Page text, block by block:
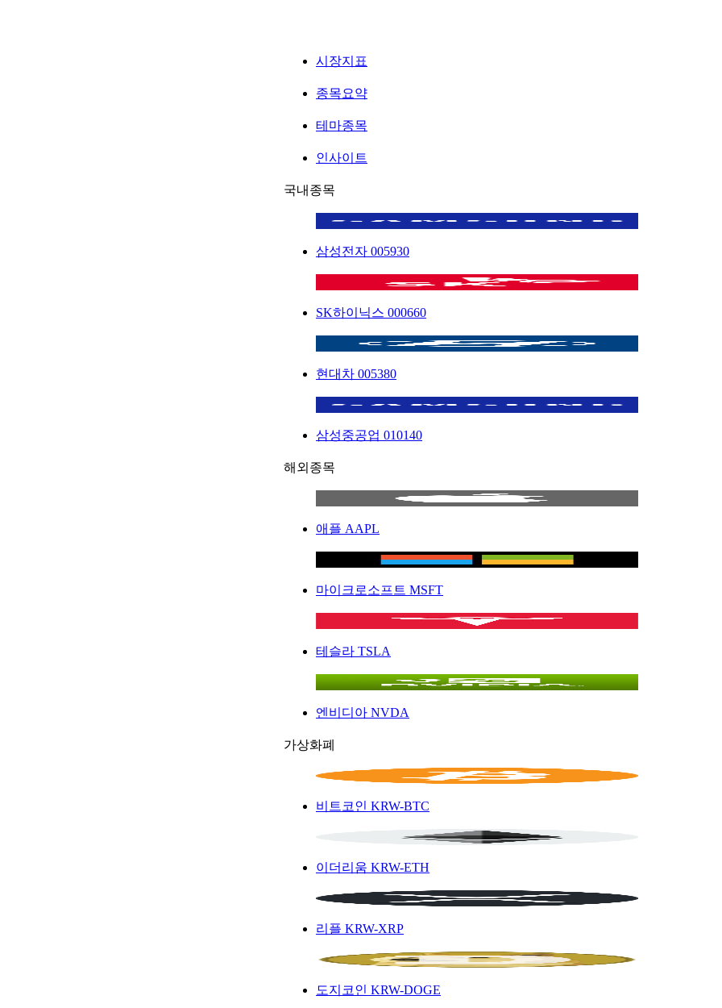
시장지표
종목요약
테마종목
인사이트
국내종목
삼성전자 005930
SK하이닉스 000660
현대차 005380
삼성중공업 010140
해외종목
애플 AAPL
마이크로소프트 MSFT
테슬라 TSLA
엔비디아 NVDA
가상화폐
비트코인 KRW-BTC
이더리움 KRW-ETH
리플 KRW-XRP
도지코인 KRW-DOGE